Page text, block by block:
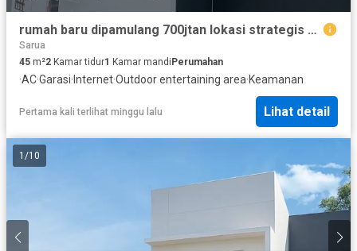
rumah baru dipamulang 700jtan lokasi strategis 10min ke mall paradise
Sarua
45 m²2 Kamar tidur1 Kamar mandiPerumahan
·AC·Garasi· Internet·Outdoor entertaining area·Keamanan
Pertama kali terlihat minggu lalu Lihat detail
1 /10